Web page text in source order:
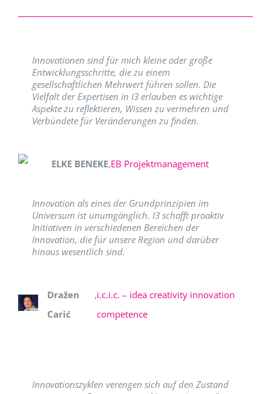
Innovationen sind für mich kleine oder große
Entwicklungsschritte, die zu einem
gesellschaftlichen Mehrwert führen sollen. Die
Vielfalt der Expertisen in I3 erlauben es wichtige
Aspekte zu reflektieren, Wissen zu vermehren und
Verbündete für Veränderungen zu finden.
ELKE BENEKE,EB Projektmanagement
Innovation als eines der Grundprinzipien im
Universum ist unumgänglich. I3 schafft proaktiv
Initiativen in verschiedenen Bereichen der
Innovation, die für unsere Region und darüber
hinaus wesentlich sind.
Dražen
Carić
,i.c.i.c. – idea creativity innovation
competence
Innovationszyklen verengen sich auf den Zustand